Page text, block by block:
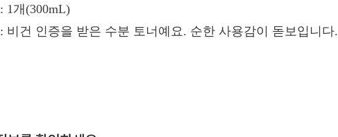
: 1개(300mL)
: 비건 인증을 받은 수분 토너예요. 순한 사용감이 돋보입니다.